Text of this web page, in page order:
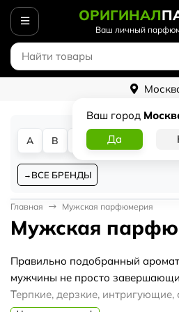
ОРИГИНАЛ
Ваш личный
Ваш город
A B D
ВСЕ БРЕНДЫ
Главная Мужская парфюмерия
Мужская
Правильно подобранный
мужчины не просто
Терпкие, дерзкие,